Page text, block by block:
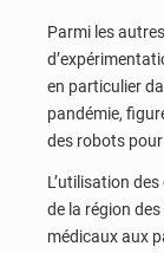
Parmi les
en particulier
pandémie,
des robots
L’utilisation
de la région
médicaux aux